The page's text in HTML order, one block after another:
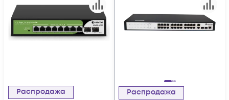
Распродажа Распродажа